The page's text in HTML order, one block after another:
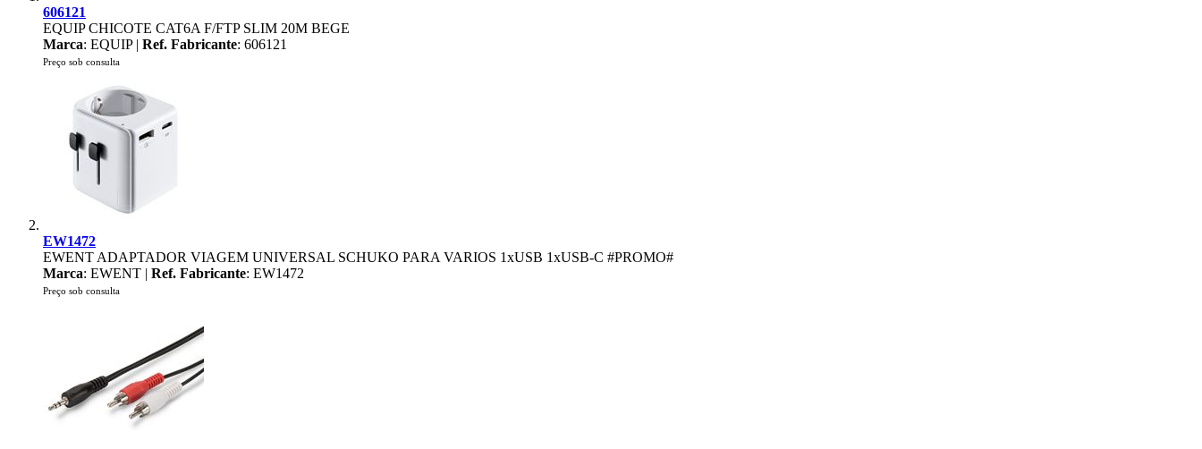
606121
EQUIP CHICOTE CAT6A F/FTP SLIM 20M BEGE
Marca: EQUIP | Ref. Fabricante: 606121
Preço sob consulta
EW1472
EWENT ADAPTADOR VIAGEM UNIVERSAL SCHUKO PARA VARIOS 1xUSB 1xUSB-C #PROMO#
Marca: EWENT | Ref. Fabricante: EW1472
Preço sob consulta